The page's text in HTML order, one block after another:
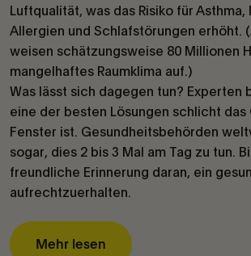
Luftqualität, was das Risiko für
Allergien und Schlafstörungen erhöht.
weisen schätzungsweise 80 Millionen
mangelhaftes Raumklima auf.)
Was lässt sich dagegen tun? Experten
eine der besten Lösungen schlicht das
Fenster ist. Gesundheitsbehörden
sogar, dies 2 bis 3 Mal am Tag zu tun.
freundliche Erinnerung daran, ein
aufrechtzuerhalten.
Mehr lesen